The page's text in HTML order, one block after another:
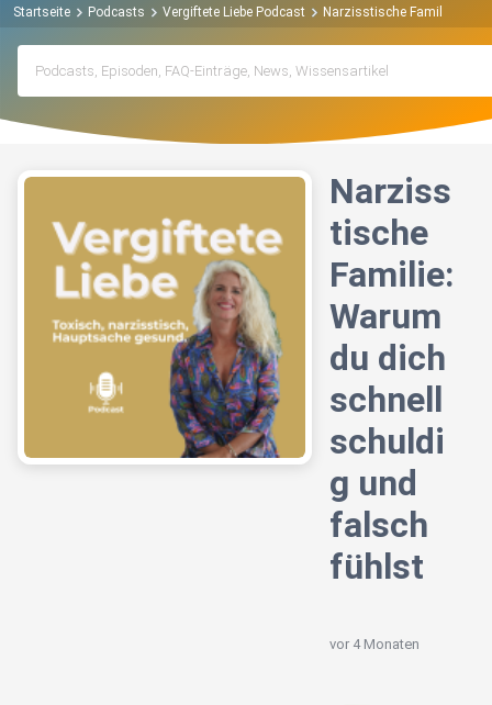
Startseite Podcasts Vergiftete Liebe Podcast Narzisstische Familie:
Narziss
tische
Familie:
Warum
du dich
schnell
schuldi
g und
falsch
fühlst
vor 4 Monaten